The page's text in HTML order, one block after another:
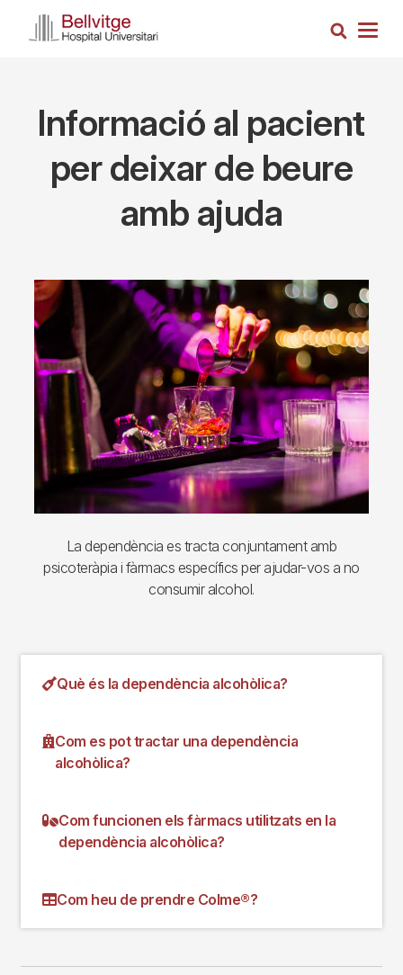
Search
Informació al pacient
per deixar de beure
amb ajuda
Imagen
La dependència es tracta conjuntament amb
psicoteràpia i fàrmacs específics per ajudar-vos a no
consumir alcohol.
Què és la dependència alcohòlica?
Com es pot tractar una dependència
alcohòlica?
Com funcionen els fàrmacs utilitzats en la
dependència alcohòlica?
Com heu de prendre Colme®?